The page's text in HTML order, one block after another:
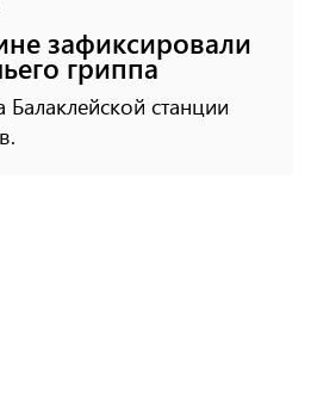
зафиксировали
гриппа
станции